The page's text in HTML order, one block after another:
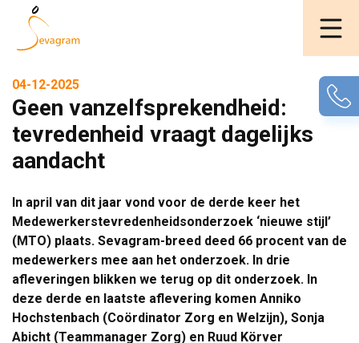
04-12-2025
Geen vanzelfsprekendheid:
tevredenheid vraagt dagelijks
aandacht
In april van dit jaar vond voor de derde keer het
Medewerkerstevredenheidsonderzoek ‘nieuwe stijl’
(MTO) plaats. Sevagram-breed deed 66 procent van de
medewerkers mee aan het onderzoek. In drie
afleveringen blikken we terug op dit onderzoek. In
deze derde en laatste aflevering komen Anniko
Hochstenbach (Coördinator Zorg en Welzijn), Sonja
Abicht (Teammanager Zorg) en Ruud Körver